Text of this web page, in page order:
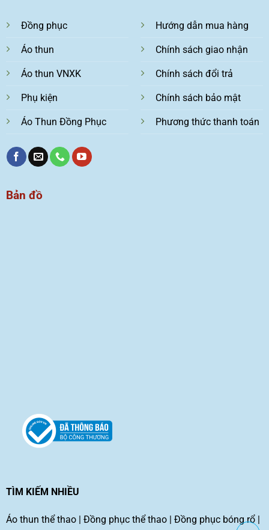
Đồng phục
Áo thun
Áo thun VNXK
Phụ kiện
Áo Thun Đồng Phục
Hướng dẫn mua hàng
Chính sách giao nhận
Chính sách đổi trả
Chính sách bảo mật
Phương thức thanh toán
Bản đồ
TÌM KIẾM NHIỀU
Áo thun thể thao| Đồng phục thể thao| Đồng phục bóng rổ|